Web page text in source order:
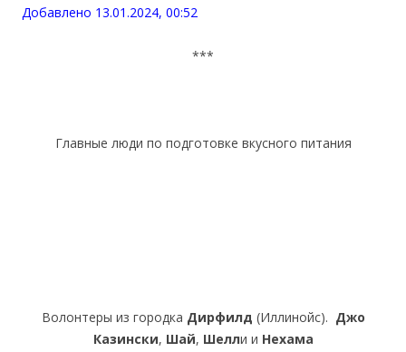
Добавлено 13.01.2024, 00:52
***
Главные люди по подготовке вкусного питания
Волонтеры из городка Дирфилд (Иллинойс). Джо
Казински, Шай, Шелли и Нехама